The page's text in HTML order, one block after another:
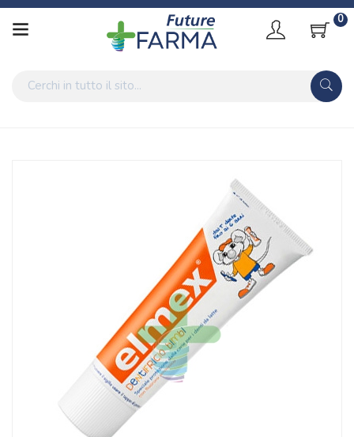
0
Protezione 0-6 Anni 50ml